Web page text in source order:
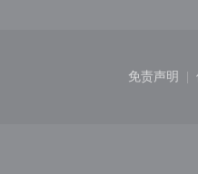
免责声明
((在